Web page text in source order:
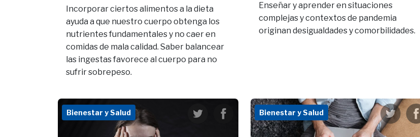
Incorporar ciertos alimentos a la dieta
ayuda a que nuestro cuerpo obtenga los
nutrientes fundamentales y no caer en
comidas de mala calidad. Saber balancear
las ingestas favorece al cuerpo para no
sufrir sobrepeso.
Enseñar y aprender en situaciones
complejas y contextos de pandemia
originan desigualdades y comorbilidades.
Bienestar y Salud Bienestar y Salud